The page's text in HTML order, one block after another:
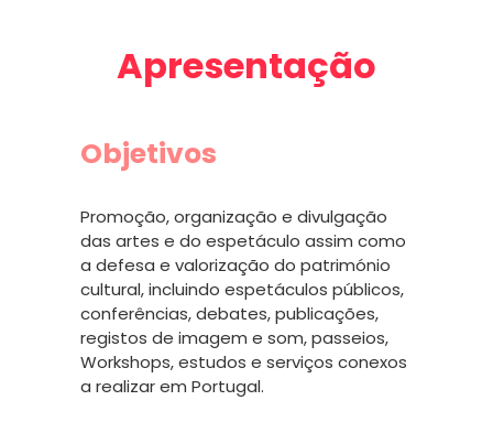
Apresentação
Promoção, organização e divulgação
das artes e do espetáculo assim como
a defesa e valorização do património
cultural, incluindo espetáculos públicos,
conferências, debates, publicações,
registos de imagem e som, passeios,
Workshops, estudos e serviços conexos
a realizar em Portugal.
Objetivos